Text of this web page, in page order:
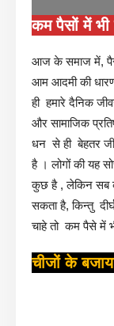
कम पैसों में
आज के समाज में, पैसा
आम आदमी की
ही हमारे दैनिक
और सामाजिक
धन से ही बेहतर
है । लोगों की यह
कुछ है , लेकिन सब
सकता है, किन्तु
चाहे तो कम पैसे में
चीजों के